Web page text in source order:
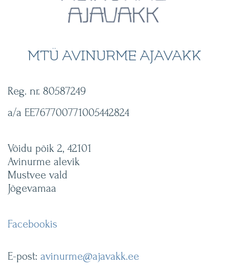
MTÜ AVINURME AJAVAKK
Reg. nr. 80587249
a/a EE767700771005442824
Võidu põik 2, 42101
Avinurme alevik
Mustvee vald
Jõgevamaa
Facebookis
E-post: avinurme@ajavakk.ee